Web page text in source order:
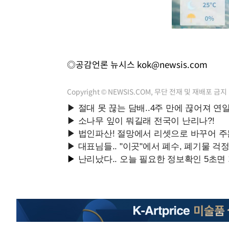
◎공감언론 뉴시스 kok@newsis.com
Copyright © NEWSIS.COM, 무단 전재 및 재배포 금지